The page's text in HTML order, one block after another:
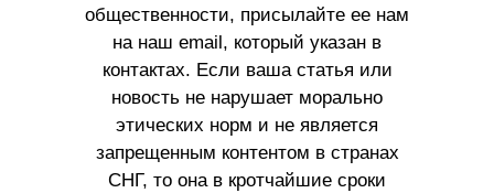
общественности, присылайте ее нам
на наш email, который указан в
контактах. Если ваша статья или
новость не нарушает морально
этических норм и не является
запрещенным контентом в странах
СНГ, то она в кротчайшие сроки